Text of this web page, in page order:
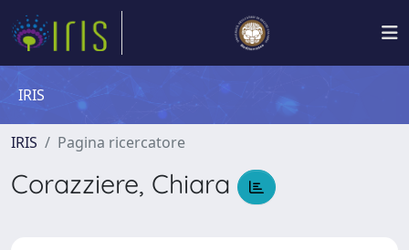
IRIS
IRIS Pagina ricercatore
Corazziere, Chiara